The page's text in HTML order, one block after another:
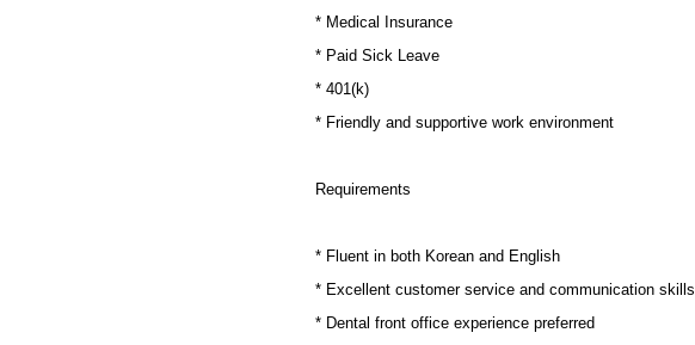
* Medical Insurance
* Paid Sick Leave
* 401(k)
* Friendly and supportive work environment
Requirements
* Fluent in both Korean and English
* Excellent customer service and communication skills
* Dental front office experience preferred